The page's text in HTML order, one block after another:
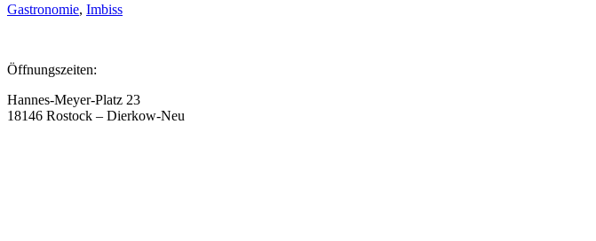
Gastronomie, Imbiss
Öffnungszeiten:
Hannes-Meyer-Platz 23
18146 Rostock – Dierkow-Neu